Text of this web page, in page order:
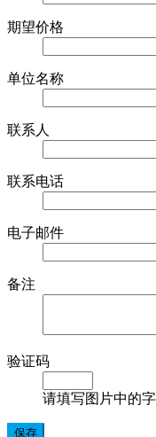
期望价格
单位名称
联系人
联系电话
电子邮件
备注
验证码
请填写图片中的